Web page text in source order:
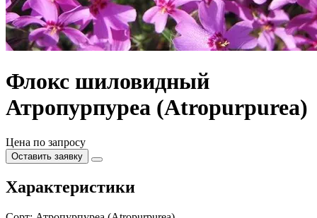
Флокс шиловидный
Атропурпуреа (Atropurpurea)
Цена по запросу
Оставить заявку
Характеристики